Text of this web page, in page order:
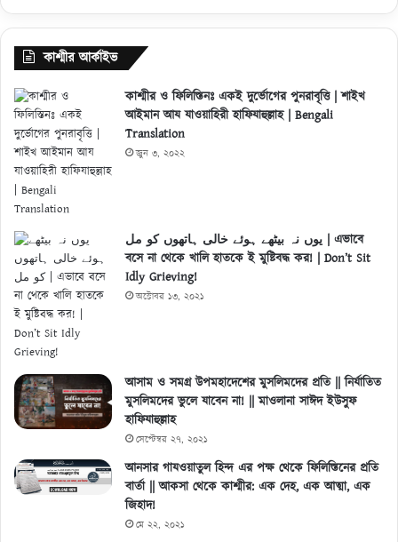
কাশ্মীর আর্কাইভ
কাশ্মীর ও ফিলিস্তিনঃ একই দুর্ভোগের পুনরাবৃত্তি | শাইখ
আইমান আয যাওয়াহিরী হাফিযাহুল্লাহ | Bengali
Translation
জুন ৩, ২০২২
یوں نہ بیٹھے ہوئے خالی ہاتھوں کو مل | এভাবে
বসে না থেকে খালি হাতকে ই মুষ্টিবদ্ধ কর! | Don’t Sit
Idly Grieving!
অক্টোবর ১৩, ২০২১
আসাম ও সমগ্র উপমহাদেশের মুসলিমদের প্রতি || নির্যাতিত
মুসলিমদের ভুলে যাবেন না! || মাওলানা সাঈদ ইউসুফ
হাফিযাহুল্লাহ
সেপ্টেম্বর ২৭, ২০২১
আনসার গাযওয়াতুল হিন্দ এর পক্ষ থেকে ফিলিস্তিনের প্রতি
বার্তা || আকসা থেকে কাশ্মীর: এক দেহ, এক আত্মা, এক
জিহাদ!
মে ২২, ২০২১